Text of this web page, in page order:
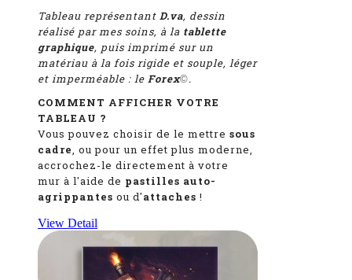
Tableau représentant D.va, dessin
réalisé par mes soins, à la tablette
graphique, puis imprimé sur un
matériau à la fois rigide et souple, léger
et imperméable : le Forex©.
COMMENT AFFICHER VOTRE
TABLEAU ?
Vous pouvez choisir de le mettre sous
cadre , ou pour un effet plus moderne,
accrochez-le directement à votre
mur à l'aide de pastilles auto-
agrippantes ou d'attaches !
View Detail